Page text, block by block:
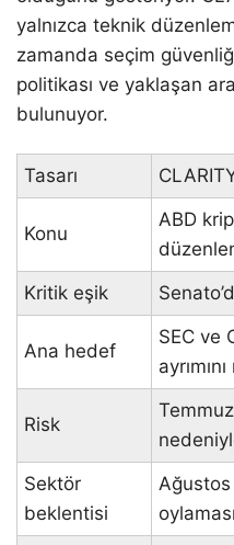
yalnızca teknik
zamanda seçim
politikası ve yaklaşan
bulunuyor.
Tasarı
Konu
ABD
Kritik eşik
Ana hedef
SEC ve
Risk
Temmuz
Sektör
beklentisi
Ağustos
oylaması